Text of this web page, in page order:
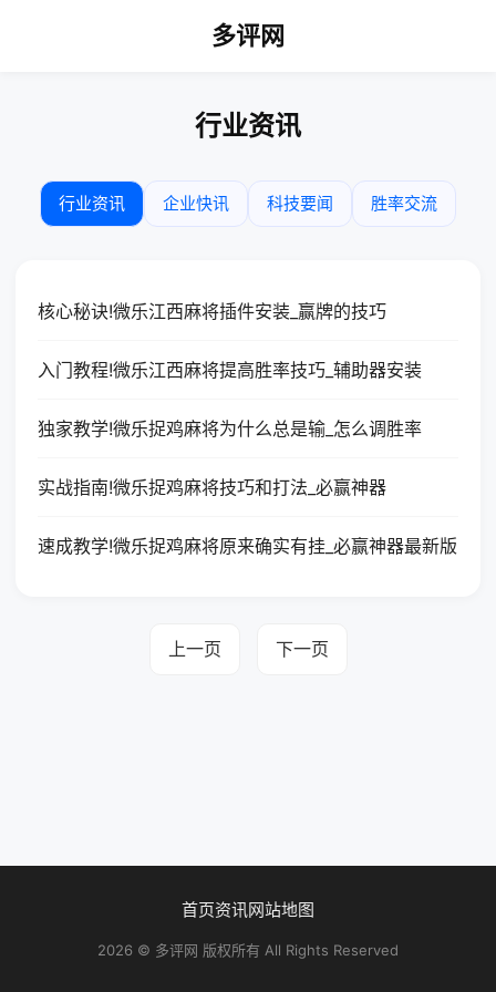
多评网
行业资讯
行业资讯 企业快讯 科技要闻 胜率交流
核心秘诀!微乐江西麻将插件安装_赢牌的技巧
入门教程!微乐江西麻将提高胜率技巧_辅助器安装
独家教学!微乐捉鸡麻将为什么总是输_怎么调胜率
实战指南!微乐捉鸡麻将技巧和打法_必赢神器
速成教学!微乐捉鸡麻将原来确实有挂_必赢神器最新版
上一页 下一页
首页资讯网站地图
2026 © 多评网 版权所有 All Rights Reserved